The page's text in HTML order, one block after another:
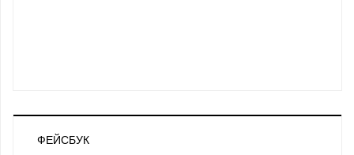
ФЕЙСБУК